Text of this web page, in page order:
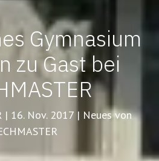
Gymnasium
zu Gast bei
| 16. Nov. 2017 | Neues von